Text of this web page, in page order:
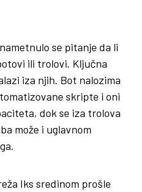
se pitanje da li
ili trolovi. Ključna
iza njih. Bot nalozima
skripte i oni
dok se iza trolova
može i uglavnom
Iks sredinom prošle